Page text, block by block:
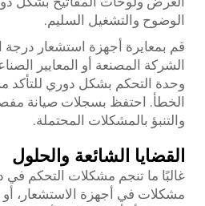
الوضوح والتشغيل السليم.
قم بمعايرة أجهزة استشعار درجة
الشركة المصنعة أو المعايير
وحدة التحكم بشكل دوري للتأكد
الخطأ. احتفظ بسجلات صيانة
والتنبؤ بالمشكلات المحتملة.
القضايا الشائعة والحلول
غالبًا ما تنجم مشكلات التحكم